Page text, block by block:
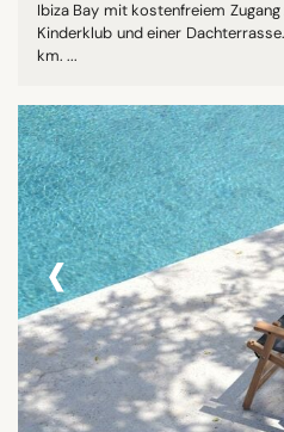
Ibiza Bay mit kostenfreiem
Kinderklub und einer
km. ...
‹